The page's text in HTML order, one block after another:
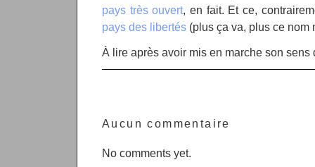
pays très ouvert, en fait. Et ce,
pays des libertés (plus ça va, plus ce nom
À lire après avoir mis en marche son sens
Aucun commentaire
No comments yet.